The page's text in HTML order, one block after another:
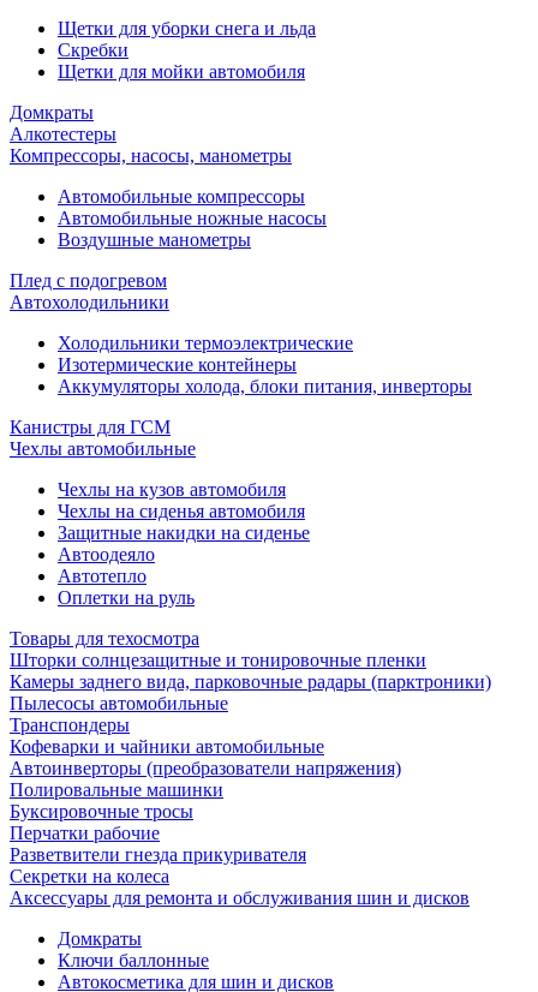
Щетки для уборки снега и льда
Скребки
Щетки для мойки автомобиля
Домкраты
Алкотестеры
Компрессоры, насосы, манометры
Автомобильные компрессоры
Автомобильные ножные насосы
Воздушные манометры
Плед с подогревом
Автохолодильники
Холодильники термоэлектрические
Изотермические контейнеры
Аккумуляторы холода, блоки питания, инверторы
Канистры для ГСМ
Чехлы автомобильные
Чехлы на кузов автомобиля
Чехлы на сиденья автомобиля
Защитные накидки на сиденье
Автоодеяло
Автотепло
Оплетки на руль
Товары для техосмотра
Шторки солнцезащитные и тонировочные пленки
Камеры заднего вида, парковочные радары (парктроники)
Пылесосы автомобильные
Транспондеры
Кофеварки и чайники автомобильные
Автоинверторы (преобразователи напряжения)
Полировальные машинки
Буксировочные тросы
Перчатки рабочие
Разветвители гнезда прикуривателя
Секретки на колеса
Аксессуары для ремонта и обслуживания ‎шин и дисков
Домкраты
Ключи баллонные
Автокосметика для шин и дисков